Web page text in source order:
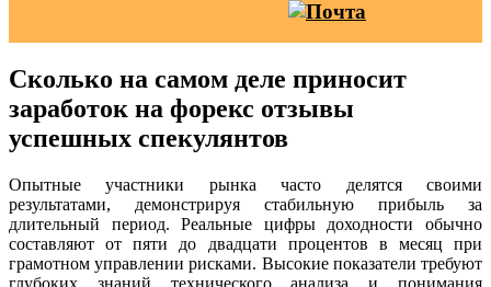
Сколько на самом деле приносит
заработок на форекс отзывы
успешных спекулянтов
Опытные участники рынка часто делятся своими
результатами, демонстрируя стабильную прибыль за
длительный период. Реальные цифры доходности обычно
составляют от пяти до двадцати процентов в месяц при
грамотном управлении рисками. Высокие показатели требуют
глубоких знаний технического анализа и понимания